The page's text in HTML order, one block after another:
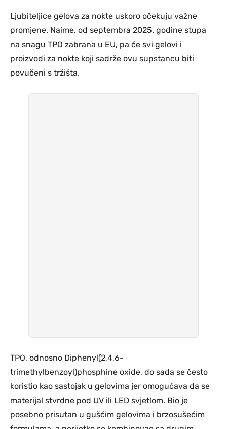
Ljubiteljice gelova za nokte uskoro očekuju važne
promjene. Naime, od septembra 2025. godine stupa
na snagu TPO zabrana u EU, pa će svi gelovi i
proizvodi za nokte koji sadrže ovu supstancu biti
povučeni s tržišta.
TPO, odnosno Diphenyl(2,4,6-
trimethylbenzoyl)phosphine oxide, do sada se često
koristio kao sastojak u gelovima jer omogućava da se
materijal stvrdne pod UV ili LED svjetlom. Bio je
posebno prisutan u gušćim gelovima i brzosušećim